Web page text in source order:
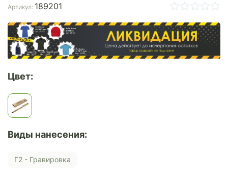
Артикул: 189201
Цвет:
Виды нанесения:
Г2 - Гравировка